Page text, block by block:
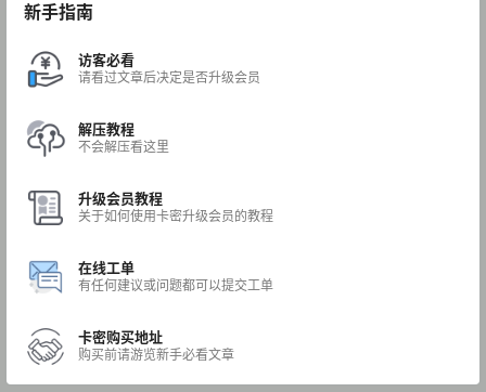
新手指南
访客必看
请看过文章后决定是否升级会员
解压教程
不会解压看这里
升级会员教程
关于如何使用卡密升级会员的教程
在线工单
有任何建议或问题都可以提交工单
卡密购买地址
购买前请游览新手必看文章